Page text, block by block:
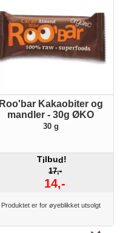
Roo'bar Kakaobiter og
mandler - 30g ØKO
30 g
Tilbud!
17,-
14,-
Produktet er for øyeblikket utsolgt